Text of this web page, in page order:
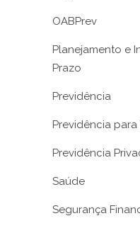
OABPrev
Planejamento e
Prazo
Previdência
Previdência para
Previdência
Saúde
Segurança